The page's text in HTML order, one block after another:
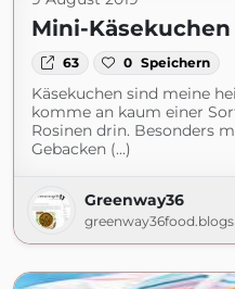
Mini-
63 0 Speichern
Käsekuchen sind meine
komme an kaum einer
Rosinen drin. Besonders
Gebacken (...)
Greenway36